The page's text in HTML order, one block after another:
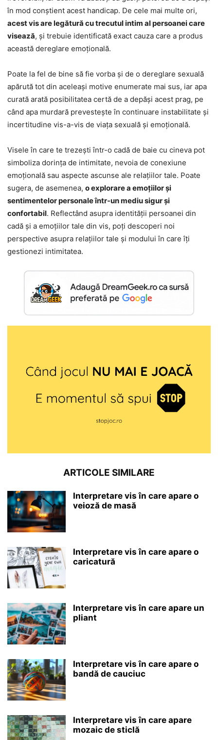
în mod conștient acest handicap. De cele mai multe ori,
acest vis are legătură cu trecutul intim al persoanei care
visează, și trebuie identificată exact cauza care a produs
această dereglare emoțională.
Poate la fel de bine să fie vorba și de o dereglare sexuală
apărută tot din aceleași motive enumerate mai sus, iar apa
curată arată posibilitatea certă de a depăși acest prag, pe
când apa murdară prevestește în continuare instabilitate și
incertitudine vis-a-vis de viața sexuală și emoțională.
Visele în care te trezești într-o cadă de baie cu cineva pot
simboliza dorința de intimitate, nevoia de conexiune
emoțională sau aspecte ascunse ale relațiilor tale. Poate
sugera, de asemenea, o explorare a emoțiilor și
sentimentelor personale într-un mediu sigur și
confortabil. Reflectând asupra identității persoanei din
cadă și a emoțiilor tale din vis, poți descoperi noi
perspective asupra relațiilor tale și modului în care îți
gestionezi intimitatea.
ARTICOLE SIMILARE
Interpretare vis în care apare o
veioză de masă
Interpretare vis în care apare o
caricatură
Interpretare vis în care apare un
pliant
Interpretare vis în care apare o
bandă de cauciuc
Interpretare vis în care apare
mozaic de sticlă